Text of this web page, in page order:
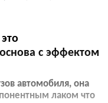
с эффектом
автомобиля, она
лаком что